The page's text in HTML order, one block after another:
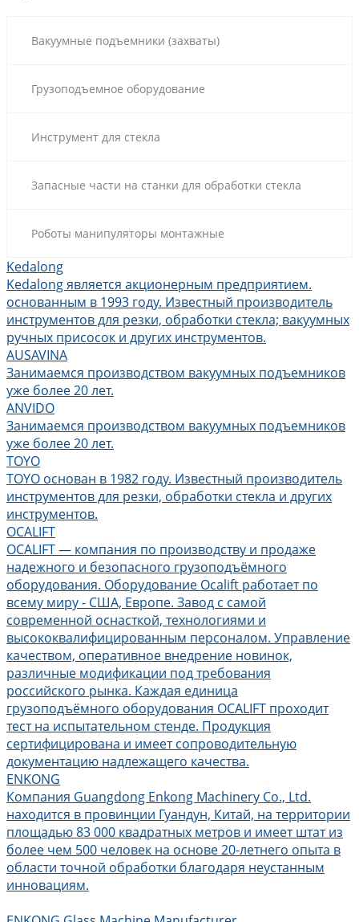
Вакуумные подъемники (захваты)
Грузоподъемное оборудование
Инструмент для стекла
Запасные части на станки для обработки стекла
Роботы манипуляторы монтажные
Kedalong
Kedalong является акционерным предприятием.
основанным в 1993 году. Известный производитель
инструментов для резки, обработки стекла; вакуумных
ручных присосок и других инструментов.
AUSAVINA
Занимаемся производством вакуумных подъемников
уже более 20 лет.
ANVIDO
Занимаемся производством вакуумных подъемников
уже более 20 лет.
TOYO
TOYO основан в 1982 году. Известный производитель
инструментов для резки, обработки стекла и других
инструментов.
OCALIFT
OCALIFT — компания по производству и продаже
надежного и безопасного грузоподъёмного
оборудования. Оборудование Ocalift работает по
всему миру - США, Европе. Завод с самой
современной оснасткой, технологиями и
высококвалифицированным персоналом. Управление
качеством, оперативное внедрение новинок,
различные модификации под требования
российского рынка. Каждая единица
грузоподъёмного оборудования OCALIFT проходит
тест на испытательном стенде. Продукция
сертифицирована и имеет сопроводительную
документацию надлежащего качества.
ENKONG
Компания Guangdong Enkong Machinery Co., Ltd.
находится в провинции Гуандун, Китай, на территории
площадью 83 000 квадратных метров и имеет штат из
более чем 500 человек на основе 20-летнего опыта в
области точной обработки благодаря неустанным
инновациям.